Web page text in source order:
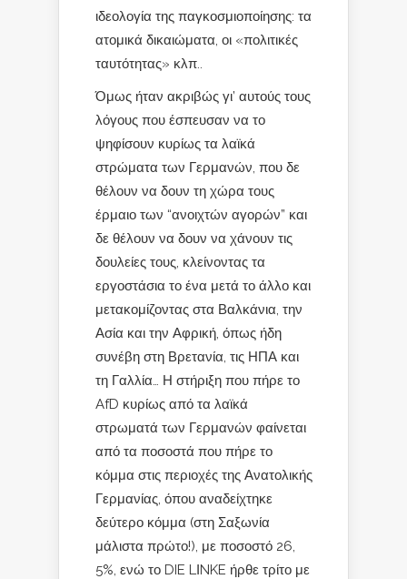
ιδεολογία της παγκοσμιοποίησης: τα
ατομικά δικαιώματα, οι «πολιτικές
ταυτότητας» κλπ..
Όμως ήταν ακριβώς γι’ αυτούς τους
λόγους που έσπευσαν να το
ψηφίσουν κυρίως τα λαϊκά
στρώματα των Γερμανών, που δε
θέλουν να δουν τη χώρα τους
έρμαιο των “ανοιχτών αγορών” και
δε θέλουν να δουν να χάνουν τις
δουλείες τους, κλείνοντας τα
εργοστάσια το ένα μετά το άλλο και
μετακομίζοντας στα Βαλκάνια, την
Ασία και την Αφρική, όπως ήδη
συνέβη στη Βρετανία, τις ΗΠΑ και
τη Γαλλία… Η στήριξη που πήρε το
AfD κυρίως από τα λαϊκά
στρωματά των Γερμανών φαίνεται
από τα ποσοστά που πήρε το
κόμμα στις περιοχές της Ανατολικής
Γερμανίας, όπου αναδείχτηκε
δεύτερο κόμμα (στη Σαξωνία
μάλιστα πρώτο!), με ποσοστό 26,
5%, ενώ το DIE LΙNKE ήρθε τρίτο με